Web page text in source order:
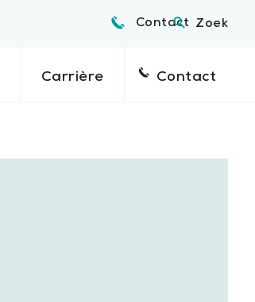
Contact Zoek
Carrière Contact